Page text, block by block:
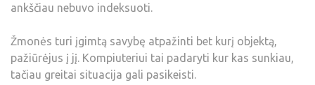
ankščiau nebuvo indeksuoti.
Žmonės turi įgimtą savybę atpažinti bet kurį objektą,
pažiūrėjus į jį. Kompiuteriui tai padaryti kur kas sunkiau,
tačiau greitai situacija gali pasikeisti.